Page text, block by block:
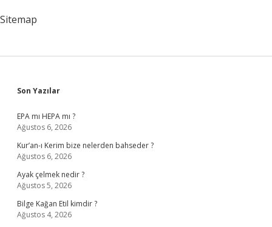
Sitemap
Sidebar
Son Yazılar
EPA mı HEPA mı ?
Ağustos 6, 2026
Kur’an-ı Kerim bize nelerden bahseder ?
Ağustos 6, 2026
Ayak çelmek nedir ?
Ağustos 5, 2026
Bilge Kağan Etil kimdir ?
Ağustos 4, 2026